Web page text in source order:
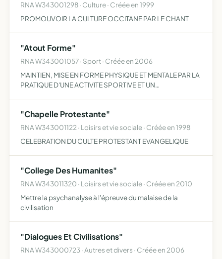
RNA W343001298 · Culture · Créée en 1999
PROMOUVOIR LA CULTURE OCCITANE PAR LE CHANT
"Atout Forme"
RNA W343001057 · Sport · Créée en 2006
MAINTIEN, MISE EN FORME PHYSIQUE ET MENTALE PAR LA
PRATIQUE D'UNE ACTIVITE SPORTIVE ET UN
"Chapelle Protestante"
RNA W343001122 · Loisirs et vie sociale · Créée en 1998
CELEBRATION DU CULTE PROTESTANT EVANGELIQUE
"College Des Humanites"
RNA W343011320 · Loisirs et vie sociale · Créée en 2010
Mettre la psychanalyse à l'épreuve du malaise de la
civilisation
"Dialogues Et Civilisations"
RNA W343000723 · Autres et divers · Créée en 2006